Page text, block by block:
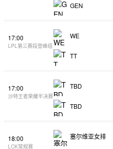
GEN
17:00
LPL第三赛段登峰组
WE
TT
17:00
沙特王者荣耀半决赛
TBD
TBD
18:00
LCK常规赛
塞尔维亚女排